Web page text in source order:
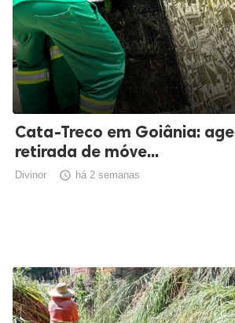
Cata-Treco em Goiânia:
retirada de móve...
Divinor  há 2 semanas